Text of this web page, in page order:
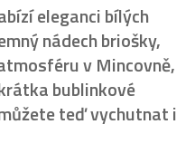
eleganci bílých
nádech briošky,
v Mincovně,
bublinkové
teď vychutnat i